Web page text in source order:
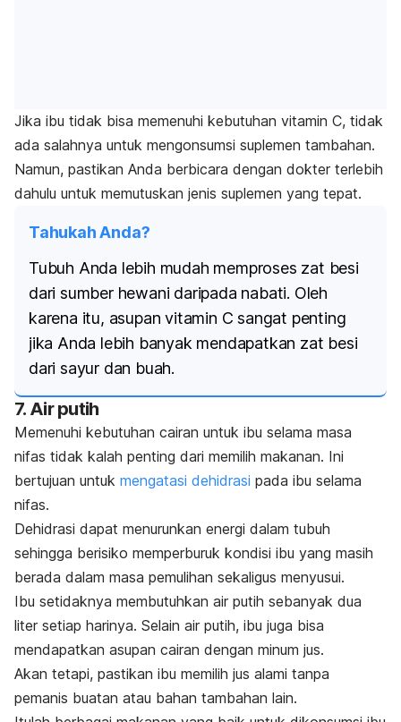
Jika ibu tidak bisa memenuhi kebutuhan vitamin C, tidak
ada salahnya untuk mengonsumsi suplemen tambahan.
Namun, pastikan Anda berbicara dengan dokter terlebih
dahulu untuk memutuskan jenis suplemen yang tepat.
Tahukah Anda?
Tubuh Anda lebih mudah memproses zat besi
dari sumber hewani daripada nabati. Oleh
karena itu, asupan vitamin C sangat penting
jika Anda lebih banyak mendapatkan zat besi
dari sayur dan buah.
7. Air putih
Memenuhi kebutuhan cairan untuk ibu selama masa
nifas tidak kalah penting dari memilih makanan. Ini
bertujuan untuk mengatasi dehidrasi pada ibu selama
nifas.
Dehidrasi dapat menurunkan energi dalam tubuh
sehingga berisiko memperburuk kondisi ibu yang masih
berada dalam masa pemulihan sekaligus menyusui.
Ibu setidaknya membutuhkan air putih sebanyak dua
liter setiap harinya. Selain air putih, ibu juga bisa
mendapatkan asupan cairan dengan minum jus.
Akan tetapi, pastikan ibu memilih jus alami tanpa
pemanis buatan atau bahan tambahan lain.